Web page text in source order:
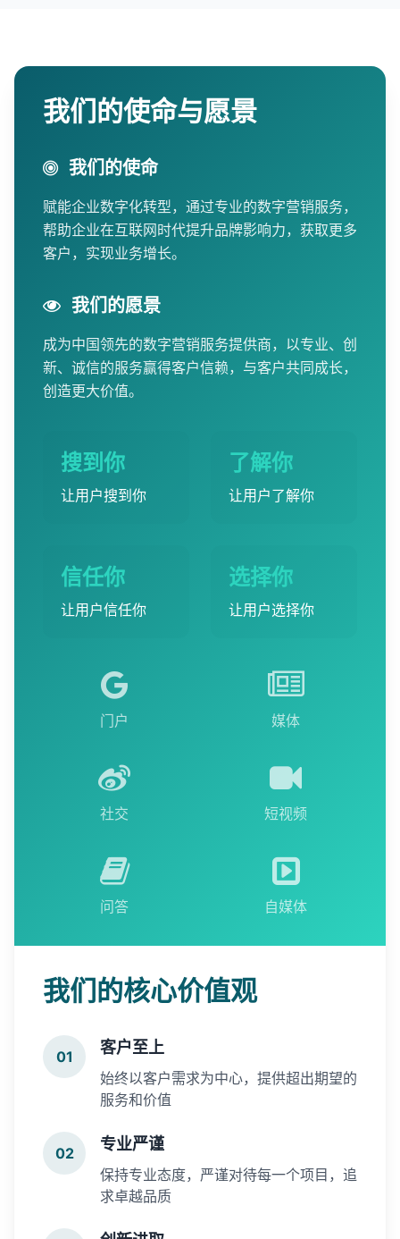
我们的使命与愿景
我们的使命
赋能企业数字化转型，通过专业的数字营销服务，
帮助企业在互联网时代提升品牌影响力，获取更多
客户，实现业务增长。
我们的愿景
成为中国领先的数字营销服务提供商，以专业、创
新、诚信的服务赢得客户信赖，与客户共同成长，
创造更大价值。
搜到你
让用户搜到你
了解你
让用户了解你
信任你
让用户信任你
选择你
让用户选择你
门户 媒体
社交 短视频
问答 自媒体
我们的核心价值观
01 客户至上
始终以客户需求为中心，提供超出期望的
服务和价值
02 专业严谨
保持专业态度，严谨对待每一个项目，追
求卓越品质